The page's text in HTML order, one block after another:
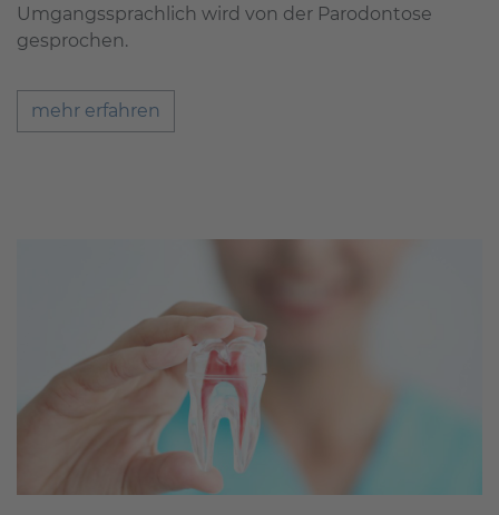
Umgangssprachlich wird von der Parodontose
gesprochen.
mehr erfahren